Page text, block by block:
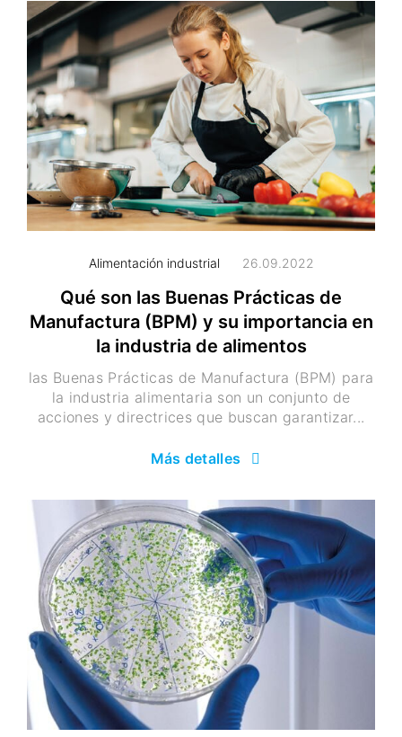
Alimentación industrial 26.09.2022
Qué son las Buenas Prácticas de
Manufactura (BPM) y su importancia en
la industria de alimentos
las Buenas Prácticas de Manufactura (BPM) para
la industria alimentaria son un conjunto de
acciones y directrices que buscan garantizar...
Más detalles